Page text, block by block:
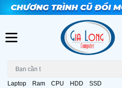
Laptop Ram CPU HDD SSD